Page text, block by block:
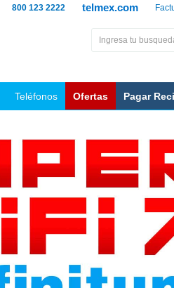
telmex.com
800 123 2222
Teléfonos Ofertas Pagar